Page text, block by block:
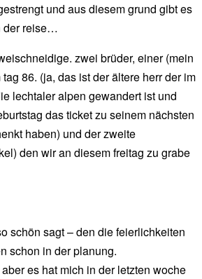
und aus diesem grund gibt es
der reise…
zwei brüder, einer (mein
86. (ja, das ist der ältere herr der im
lechtaler alpen gewandert ist und
das ticket zu seinem nächsten
haben) und der zweite
den wir an diesem freitag zu grabe
schön sagt – den die feierlichkeiten
schon in der planung.
aber es hat mich in der letzten woche